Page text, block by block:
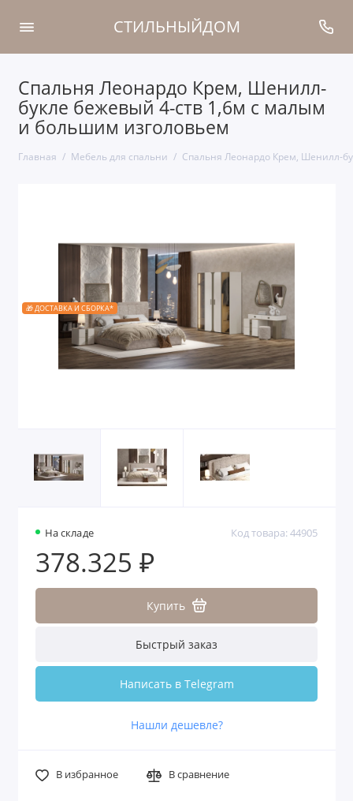
СТИЛЬНЫЙДОМ
Спальня Леонардо Крем, Шенилл-
букле бежевый 4-ств 1,6м с малым
и большим изголовьем
Главная Мебель для спальни Спальня Леонардо Крем, Шенилл-
🎁 ДОСТАВКА И СБОРКА*
На складе Код товара: 44905
378.325 ₽
Купить
Быстрый заказ
Написать в Telegram
Нашли дешевле?
В избранное В сравнение